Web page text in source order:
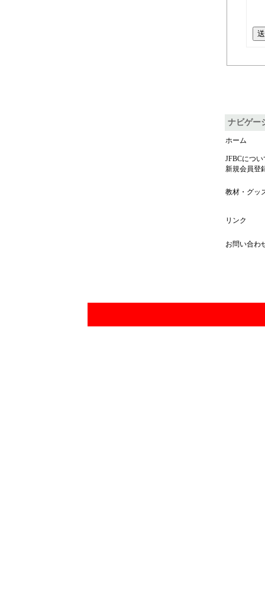
ナビゲー
ホーム
JFBCについ
新規会員登
教材・グッ
リンク
お問い合わ